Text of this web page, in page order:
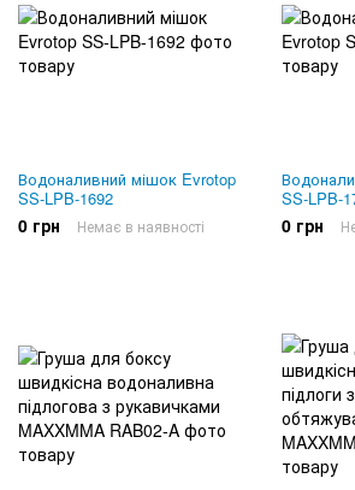
Водоналивний мішок Evrotop
SS-LPB-1692
0 грн Немає в наявності
SS-LPB-
0 грн